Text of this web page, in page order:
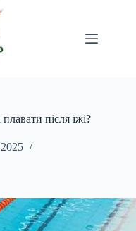
після їжі?